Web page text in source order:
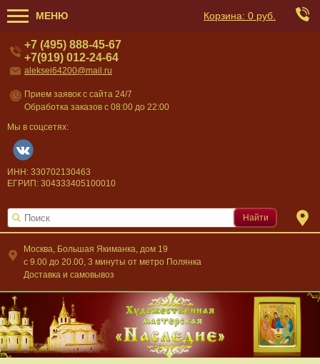
МЕНЮ Корзина: 0 руб.
Москва, Большая Якиманка, дом 19
c 9.00 до 20.00, 3 минуты от метро Полянка
Доставка и самовывоз
+7 (495) 888-45-67
+7(919) 012-24-64
aleksei64200@mail.ru
Прием заявок с сайта 24/7
Обработка заказов с 08:00 до 22:00
Мы в соцсетях:
ИНН: 330702130463
ЕГРИП: 304333405100010
Найти